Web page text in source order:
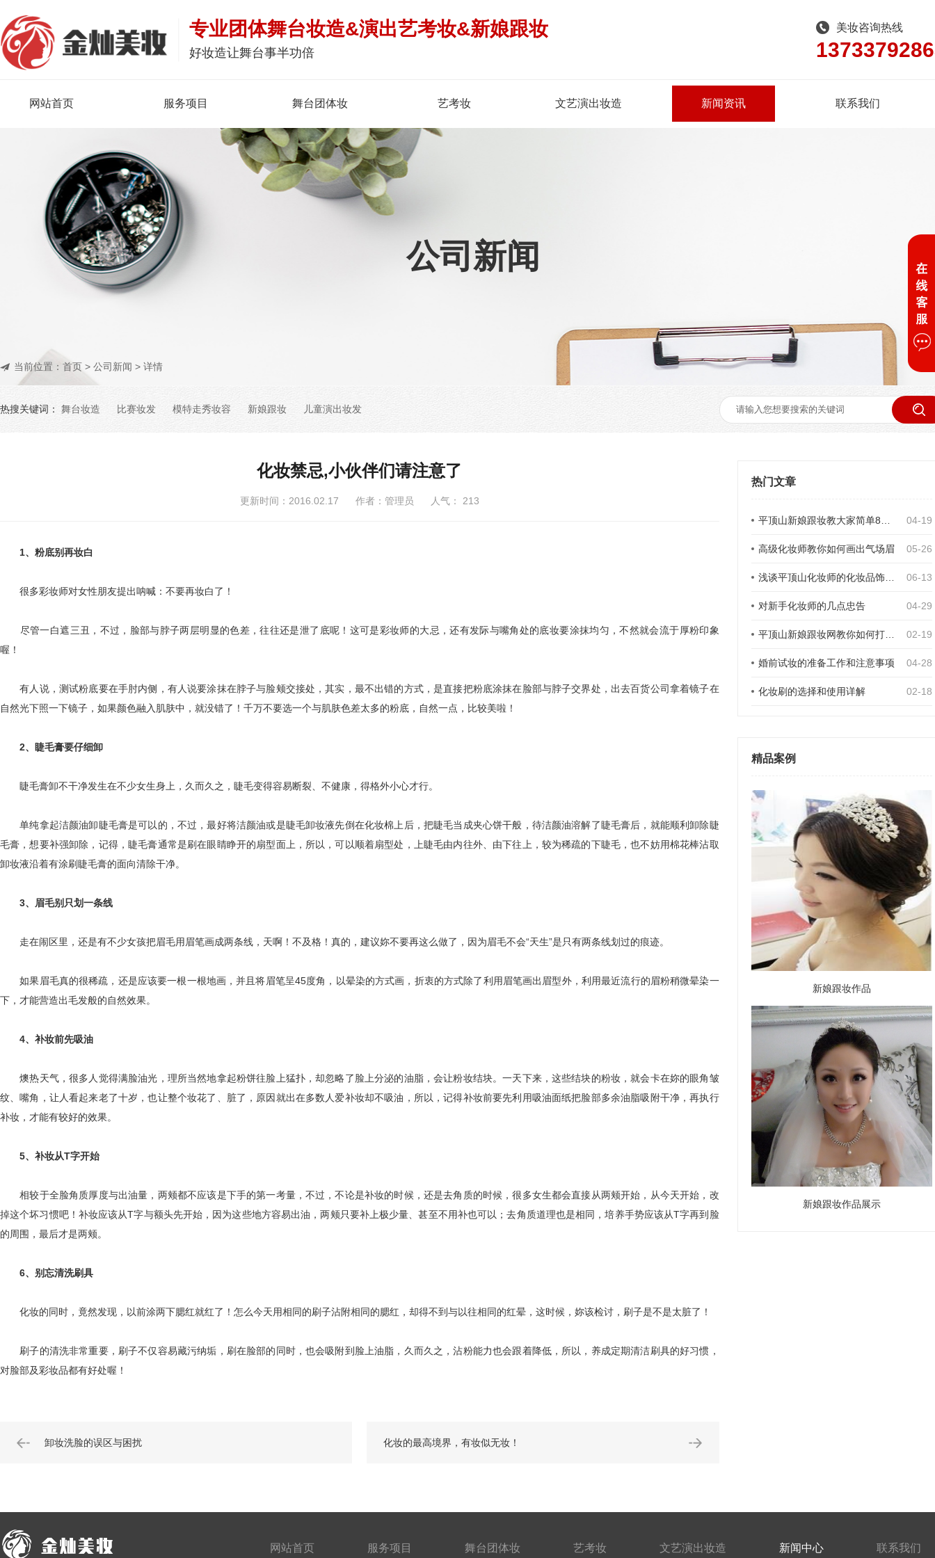
专业团体舞台妆造&演出艺考妆&新娘跟妆
好妆造让舞台事半功倍
美妆咨询热线
网站首页 服务项目 舞台团体妆 艺考妆 文艺演出妆造 新闻资讯 联系我们
公司新闻
当前位置： 首页 > 公司新闻 > 详情
热搜关键词： 舞台妆造 比赛妆发 模特走秀妆容 新娘跟妆 儿童演出妆发
化妆禁忌,小伙伴们请注意了
更新时间：2016.02.17 作者：管理员 人气： 213
1、粉底别再妆白
很多彩妆师对女性朋友提出呐喊：不要再妆白了！
尽管一白遮三丑，不过，脸部与脖子两层明显的色差，往往还是泄了底呢！这可是彩妆师的大忌，还有发际与嘴角处的底妆要涂抹均匀，不然就会流于厚粉印象
喔！
有人说，测试粉底要在手肘内侧，有人说要涂抹在脖子与脸颊交接处，其实，最不出错的方式，是直接把粉底涂抹在脸部与脖子交界处，出去百货公司拿着镜子在
自然光下照一下镜子，如果颜色融入肌肤中，就没错了！千万不要选一个与肌肤色差太多的粉底，自然一点，比较美啦！
2、睫毛膏要仔细卸
睫毛膏卸不干净发生在不少女生身上，久而久之，睫毛变得容易断裂、不健康，得格外小心才行。
单纯拿起洁颜油卸睫毛膏是可以的，不过，最好将洁颜油或是睫毛卸妆液先倒在化妆棉上后，把睫毛当成夹心饼干般，待洁颜油溶解了睫毛膏后，就能顺利卸除睫
毛膏，想要补强卸除，记得，睫毛膏通常是刷在眼睛睁开的扇型面上，所以，可以顺着扇型处，上睫毛由内往外、由下往上，较为稀疏的下睫毛，也不妨用棉花棒沾取
卸妆液沿着有涂刷睫毛膏的面向清除干净。
3、眉毛别只划一条线
走在闹区里，还是有不少女孩把眉毛用眉笔画成两条线，天啊！不及格！真的，建议妳不要再这么做了，因为眉毛不会“天生”是只有两条线划过的痕迹。
如果眉毛真的很稀疏，还是应该要一根一根地画，并且将眉笔呈45度角，以晕染的方式画，折衷的方式除了利用眉笔画出眉型外，利用最近流行的眉粉稍微晕染一
下，才能营造出毛发般的自然效果。
4、补妆前先吸油
燠热天气，很多人觉得满脸油光，理所当然地拿起粉饼往脸上猛扑，却忽略了脸上分泌的油脂，会让粉妆结块。一天下来，这些结块的粉妆，就会卡在妳的眼角皱
纹、嘴角，让人看起来老了十岁，也让整个妆花了、脏了，原因就出在多数人爱补妆却不吸油，所以，记得补妆前要先利用吸油面纸把脸部多余油脂吸附干净，再执行
补妆，才能有较好的效果。
5、补妆从T字开始
相较于全脸角质厚度与出油量，两颊都不应该是下手的第一考量，不过，不论是补妆的时候，还是去角质的时候，很多女生都会直接从两颊开始，从今天开始，改
掉这个坏习惯吧！补妆应该从T字与额头先开始，因为这些地方容易出油，两颊只要补上极少量、甚至不用补也可以；去角质道理也是相同，培养手势应该从T字再到脸
的周围，最后才是两颊。
6、别忘清洗刷具
化妆的同时，竟然发现，以前涂两下腮红就红了！怎么今天用相同的刷子沾附相同的腮红，却得不到与以往相同的红晕，这时候，妳该检讨，刷子是不是太脏了！
刷子的清洗非常重要，刷子不仅容易藏污纳垢，刷在脸部的同时，也会吸附到脸上油脂，久而久之，沾粉能力也会跟着降低，所以，养成定期清洁刷具的好习惯，
对脸部及彩妆品都有好处喔！
卸妆洗脸的误区与困扰 化妆的最高境界，有妆似无妆！
热门文章
04-19
高级化妆师教你如何画出气场眉 05-26
06-13
对新手化妆师的几点忠告 04-29
02-19
婚前试妆的准备工作和注意事项 04-28
化妆刷的选择和使用详解 02-18
精品案例
新娘跟妆作品
新娘跟妆作品展示
网站首页 服务项目 舞台团体妆 艺考妆 文艺演出妆造 新闻中心 联系我们